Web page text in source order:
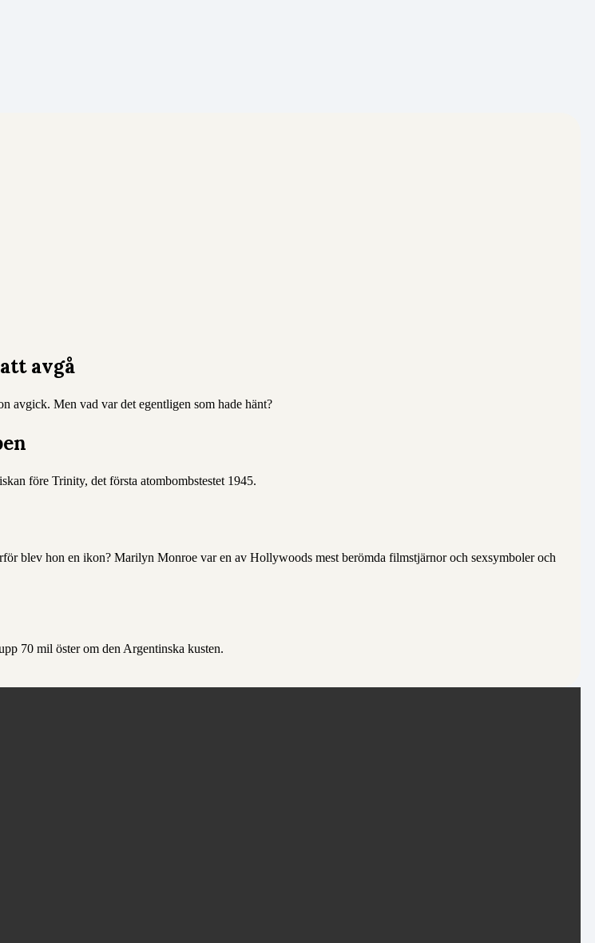
avgå
avgick. Men vad var det egentligen som hade hänt?
före Trinity, det första atombombstestet 1945.
blev hon en ikon? Marilyn Monroe var en av Hollywoods mest berömda filmstjärnor och sexsymboler och
70 mil öster om den Argentinska kusten.